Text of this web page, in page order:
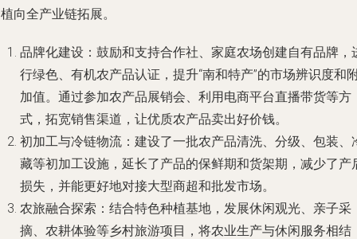
向全产业链拓展。
品牌化建设 ：鼓励和支持合作社、家庭农场创建自有品牌，
行绿色、有机农产品认证，提升“南和特产”的市场辨识度和
加值。通过参加农产品展销会、利用电商平台直播带货等方
式，拓宽销售渠道，让优质农产品卖出好价钱。
初加工与冷链物流 ：建设了一批农产品清洗、分级、包装、
藏等初加工设施，延长了产品的保鲜期和货架期，减少了产
损失，并能更好地对接大型商超和批发市场。
农旅融合探索 ：结合特色种植基地，发展休闲观光、亲子采
摘、农耕体验等乡村旅游项目，将农业生产与休闲服务相结